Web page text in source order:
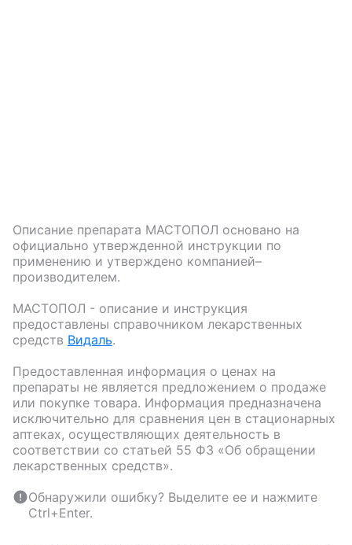
Описание препарата МАСТОПОЛ основано на
официально утвержденной инструкции по
применению и утверждено компанией–
производителем.
МАСТОПОЛ - описание и инструкция
предоставлены справочником лекарственных
средств Видаль.
Предоставленная информация о ценах на
препараты не является предложением о продаже
или покупке товара. Информация предназначена
исключительно для сравнения цен в стационарных
аптеках, осуществляющих деятельность в
соответствии со статьей 55 ФЗ «Об обращении
лекарственных средств».
Обнаружили ошибку? Выделите ее и нажмите
Ctrl+Enter.